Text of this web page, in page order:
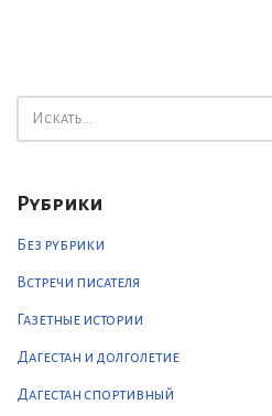
Рубрики
Без рубрики
Встречи писателя
Газетные истории
Дагестан и долголетие
Дагестан спортивный